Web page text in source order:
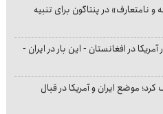
نامتعارف» در پنتاگون برای تنبیه
آمریکا در افغانستان - این بار در ایران -
موضع ایران و آمریکا در قبال